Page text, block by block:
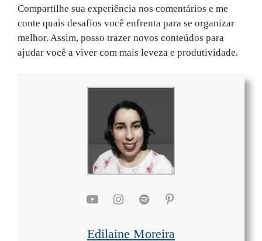
Compartilhe sua experiência nos comentários e me
conte quais desafios você enfrenta para se organizar
melhor. Assim, posso trazer novos conteúdos para
ajudar você a viver com mais leveza e produtividade.
Edilaine Moreira